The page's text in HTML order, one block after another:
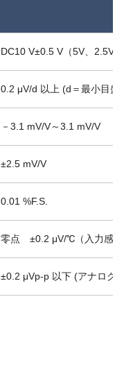
DC10 V±0.5 V（5V、
0.2 μV/d 以上 (d＝最小目盛)
－3.1 mV/V～3.1 mV/V
±2.5 mV/V
0.01 %F.S.
零点 ±0.2 μV/℃（入力感度
±0.2 μVp-p 以下 (アナログ